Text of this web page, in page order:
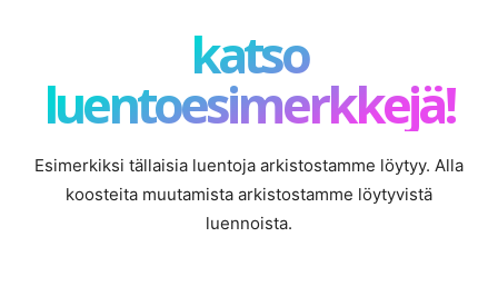
katso
luentoesimerkkejä!
Esimerkiksi tällaisia luentoja arkistostamme löytyy. Alla
koosteita muutamista arkistostamme löytyvistä
luennoista.